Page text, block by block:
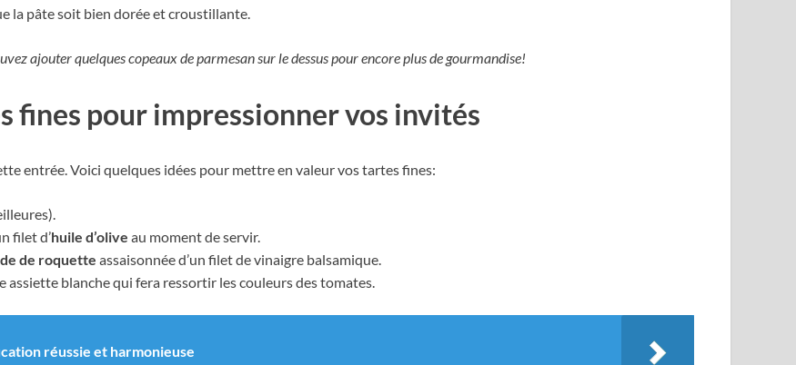
la pâte soit bien dorée et croustillante.
ajouter quelques copeaux de parmesan sur le dessus pour encore plus de gourmandise!
fines pour impressionner vos invités
entrée. Voici quelques idées pour mettre en valeur vos tartes fines:
filet d’huile d’olive au moment de servir.
de roquette assaisonnée d’un filet de vinaigre balsamique.
assiette blanche qui fera ressortir les couleurs des tomates.
réussie et harmonieuse